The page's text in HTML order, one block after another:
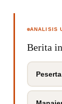
ANALISIS
Berita